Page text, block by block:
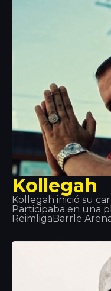
admirables y un
sus dos premios
Kollegah
Kollegah inició su
Participaba en una
ReimligaBarrle
el 2013 recibió un
colaboración en el
Gutassenhend 2
2014 con
las listas de ventas